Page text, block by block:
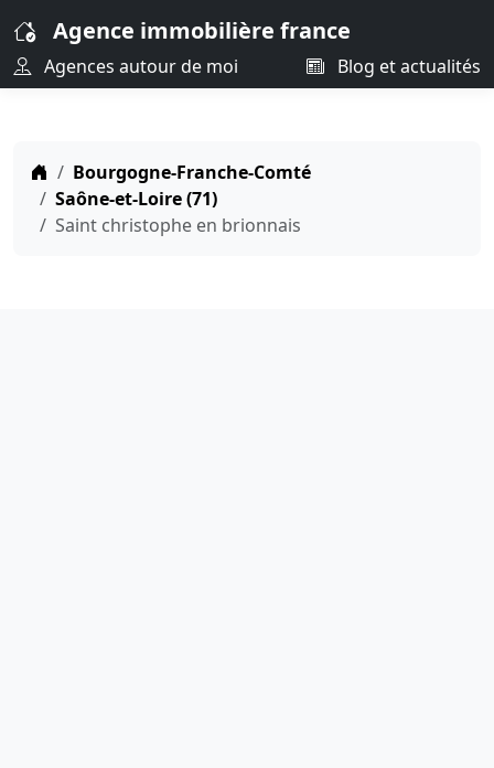
Agence immobilière france
Agences autour de moi Blog et actualités
Bourgogne-Franche-Comté
Saône-et-Loire (71)
Saint christophe en brionnais